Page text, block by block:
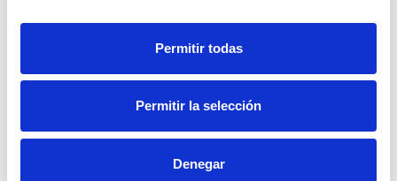
Permitir todas
Permitir la selección
Denegar
Taza ONA DUAL tanque bajo blanco mate 370 x 600 x
compacto y adosado a la pared que optimiza el espacio sin
con tecnología rimless (600) para mejorar la higiene y facilita la
bacterias. Su sistema de doble descarga (dual) ayuda a
325,49€